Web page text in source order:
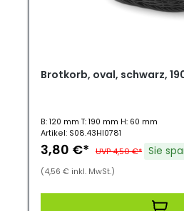
Brotkorb, oval, schwarz,
B: 120 mm T: 190 mm H: 60 mm
Artikel: S08.43HI0781
3,80 €* UVP 4,50 €* Sie
(4,56 € inkl. MwSt.)